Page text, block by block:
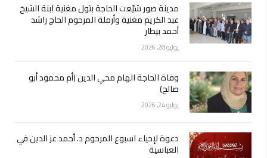
مدينة صور شيّعت الحاجة بتول مغنية ابنة الشيخ
عبد الكريم مغنية وأرملة المرحوم الحاج راشد
أحمد بيطار
يوليو 28, 2026
وفاة الحاجة الهام محي الدين (أم محمود أبو
صالح)
يوليو 24, 2026
دعوة لإحياء اسبوع المرحوم د. أحمد عز الدين في
العباسية